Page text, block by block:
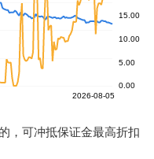
，可冲抵保证金最高折扣